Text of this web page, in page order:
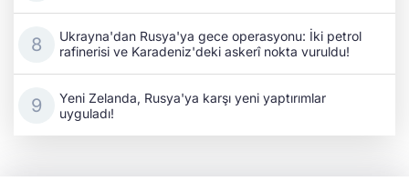
Ukrayna'dan Rusya'ya gece operasyonu: İki petrol
rafinerisi ve Karadeniz'deki askerî nokta vuruldu!
Yeni Zelanda, Rusya'ya karşı yeni yaptırımlar
uyguladı!